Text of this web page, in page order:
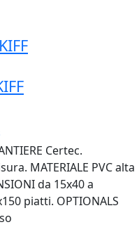
Certec.
MATERIALE PVC alta
da 15x40 a
piatti. OPTIONALS